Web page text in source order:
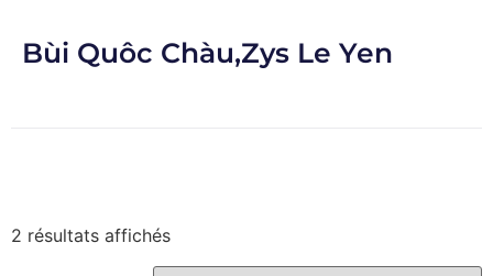
Bùi Quôc Chàu,Zys Le Yen
2 résultats affichés